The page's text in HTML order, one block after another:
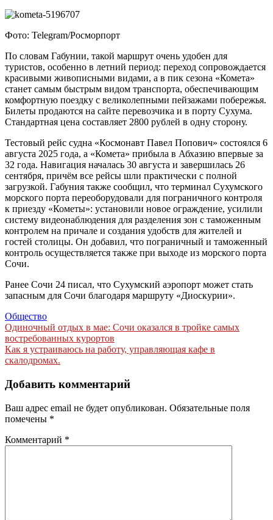
Фото: Telegram/Росморпорт
По словам Габунии, такой маршрут очень удобен для
туристов, особенно в летний период: переход сопровождается
красивыми живописными видами, а в пик сезона «Комета»
станет самым быстрым видом транспорта, обеспечивающим
комфортную поездку с великолепными пейзажами побережья.
Билеты продаются на сайте перевозчика и в порту Сухума.
Стандартная цена составляет 2800 рублей в одну сторону.
Тестовый рейс судна «Космонавт Павел Попович» состоялся 6
августа 2025 года, а «Комета» прибыла в Абхазию впервые за
32 года. Навигация началась 30 августа и завершилась 26
сентября, причём все рейсы шли практически с полной
загрузкой. Габуния также сообщил, что терминал Сухумского
морского порта переоборудовали для пограничного контроля
к приезду «Кометы»: установили новое ограждение, усилили
систему видеонаблюдения для разделения зон с таможенным
контролем на причале и создания удобств для жителей и
гостей столицы. Он добавил, что пограничный и таможенный
контроль осуществляется также при выходе из морского порта
Сочи.
Ранее Сочи 24 писал, что Сухумский аэропорт может стать
запасным для Сочи благодаря маршруту «Диоскурии».
Общество
Навигация
по
записям
Одиночный отдых в мае: Сочи оказался в тройке самых
востребованных курортов
Как я устраиваюсь на работу, управляющая кафе в
скалодромах.
Добавить комментарий
Ваш адрес email не будет опубликован. Обязательные поля
помечены *
Комментарий *